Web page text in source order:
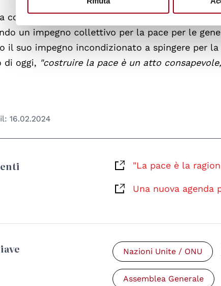
concluso il Segretario Generale, rimane
un impegno collettivo per la pace per le
il suo impegno incondizionato a spingere per
di oggi, "costruire la pace è un atto
il:16.02.2024
"La pace è la
Una nuova agenda
Nazioni Unite / ONU
Assemblea Generale